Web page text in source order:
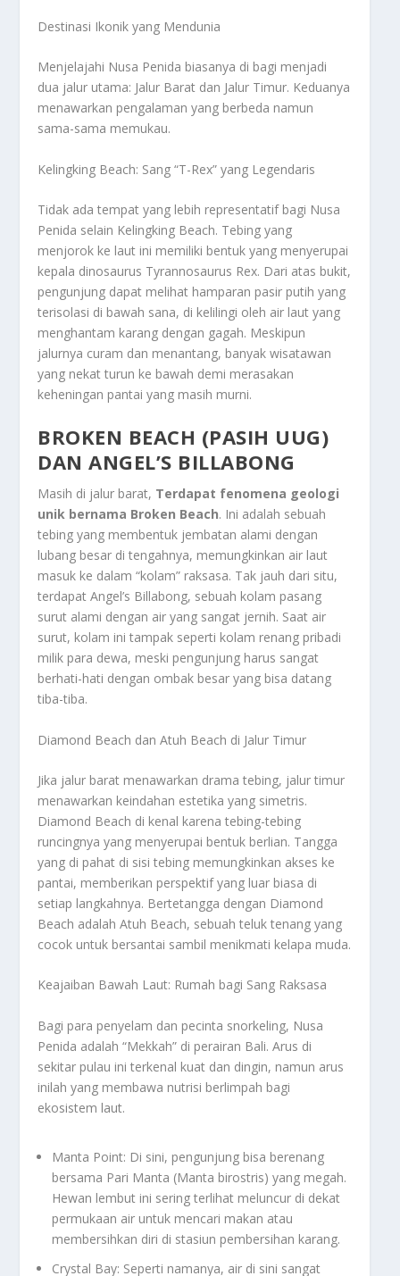
Destinasi Ikonik yang Mendunia
Menjelajahi Nusa Penida biasanya di bagi menjadi
dua jalur utama: Jalur Barat dan Jalur Timur. Keduanya
menawarkan pengalaman yang berbeda namun
sama-sama memukau.
Kelingking Beach: Sang “T-Rex” yang Legendaris
Tidak ada tempat yang lebih representatif bagi Nusa
Penida selain Kelingking Beach. Tebing yang
menjorok ke laut ini memiliki bentuk yang menyerupai
kepala dinosaurus Tyrannosaurus Rex. Dari atas bukit,
pengunjung dapat melihat hamparan pasir putih yang
terisolasi di bawah sana, di kelilingi oleh air laut yang
menghantam karang dengan gagah. Meskipun
jalurnya curam dan menantang, banyak wisatawan
yang nekat turun ke bawah demi merasakan
keheningan pantai yang masih murni.
BROKEN BEACH (PASIH UUG)
DAN ANGEL’S BILLABONG
Masih di jalur barat, Terdapat fenomena geologi
unik bernama Broken Beach. Ini adalah sebuah
tebing yang membentuk jembatan alami dengan
lubang besar di tengahnya, memungkinkan air laut
masuk ke dalam “kolam” raksasa. Tak jauh dari situ,
terdapat Angel’s Billabong, sebuah kolam pasang
surut alami dengan air yang sangat jernih. Saat air
surut, kolam ini tampak seperti kolam renang pribadi
milik para dewa, meski pengunjung harus sangat
berhati-hati dengan ombak besar yang bisa datang
tiba-tiba.
Diamond Beach dan Atuh Beach di Jalur Timur
Jika jalur barat menawarkan drama tebing, jalur timur
menawarkan keindahan estetika yang simetris.
Diamond Beach di kenal karena tebing-tebing
runcingnya yang menyerupai bentuk berlian. Tangga
yang di pahat di sisi tebing memungkinkan akses ke
pantai, memberikan perspektif yang luar biasa di
setiap langkahnya. Bertetangga dengan Diamond
Beach adalah Atuh Beach, sebuah teluk tenang yang
cocok untuk bersantai sambil menikmati kelapa muda.
Keajaiban Bawah Laut: Rumah bagi Sang Raksasa
Bagi para penyelam dan pecinta snorkeling, Nusa
Penida adalah “Mekkah” di perairan Bali. Arus di
sekitar pulau ini terkenal kuat dan dingin, namun arus
inilah yang membawa nutrisi berlimpah bagi
ekosistem laut.
Manta Point: Di sini, pengunjung bisa berenang
bersama Pari Manta (Manta birostris) yang megah.
Hewan lembut ini sering terlihat meluncur di dekat
permukaan air untuk mencari makan atau
membersihkan diri di stasiun pembersihan karang.
Crystal Bay: Seperti namanya, air di sini sangat